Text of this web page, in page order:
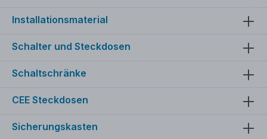
Installationsmaterial
Schalter und Steckdosen
Schaltschränke
CEE Steckdosen
Sicherungskasten